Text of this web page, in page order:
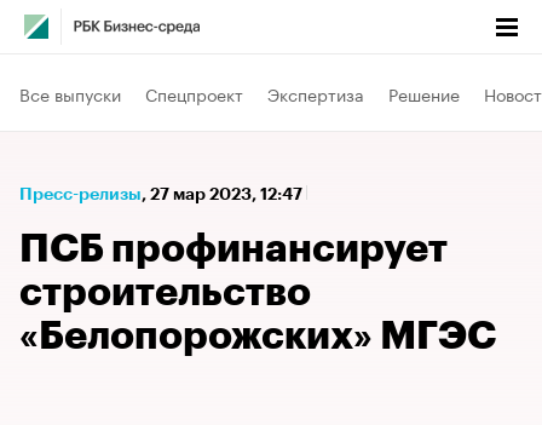
Все выпуски Спецпроект Экспертиза Решение
Пресс-релизы⁠, 27 мар 2023, 12:47
ПСБ профинансирует
строительство
«Белопорожских» МГЭС